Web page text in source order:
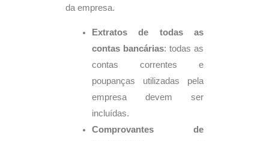
da empresa.
Extratos de todas as
contas bancárias: todas as
contas correntes e
poupanças utilizadas pela
empresa devem ser
incluídas.
Comprovantes de